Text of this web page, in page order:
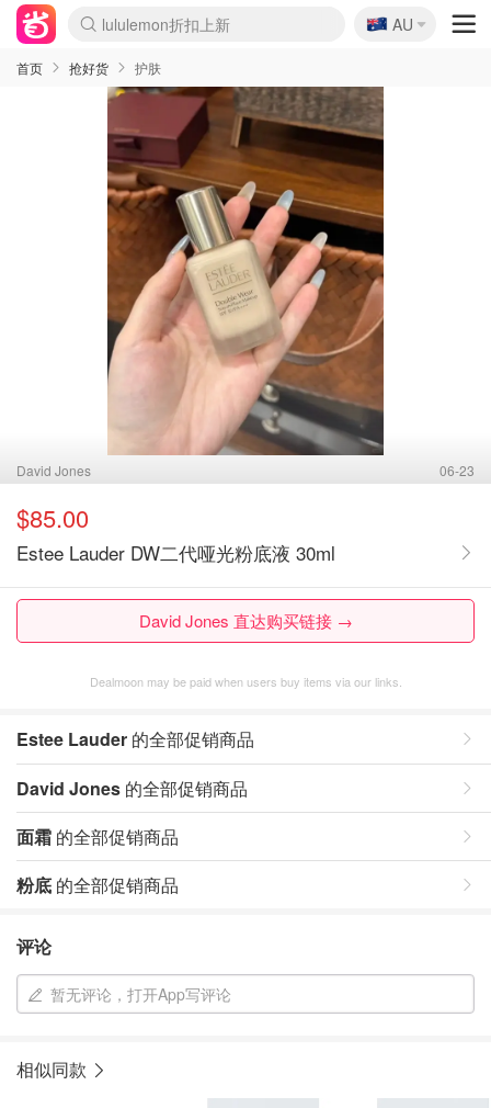
lululemon折扣上新
Sasa美妆护肤3.5折
SSENSE年中3折
FreshBeauty好价汇总
Cettire降价+叠9折
WWS Coles超市实拍
viagogo二手票捡漏
Myer超级周末1折
The Outnet奢牌1折起
David Jones 3折起
Flannels大牌1折
Perfumes Club护肤1折
AMIRO返校季6.2折
Amazon折扣汇总
eToro入金$200送$50
Amazon数码好物
ICONIC本周7.5折
ThedoubleF高奢地板价
Moose Knuckles 6折
丝芙兰5折起
EUFY官网3.7折起
Selenichast首饰2折
Trip机票酒店促销
YSL送5件彩妆礼
Amazon家居好物
Amazon美妆护肤
雅漾大喷$8
过敏原检测盒$33
伊索独家赠50ml沐浴露
科颜氏清仓3折
SEALIFE海洋馆门票6折
丝塔芙大白罐$16
订阅Newsletter送香薰
Cult Beauty 6.8折
Harrods圣诞日历2.3折
LN-CC奢牌私促3折
d'Alba空姐喷雾$16
EVE LOM套装逆天2折
Bernardelli独家4折
Adore Beauty 6折起
CT圣诞日历
Mytheresa奢品2.7折
Luxury Escapes 9折
Currentbody美容仪9折
MOON Garden Live
Roborock扫地机3.7折
Tingo Life水杯$24
Valentino官网5折
CR洗发护发6.3折
修丽可套装7.4折
Myer彩妆2件7折
GANNI官网4.5折
Stylevana韩妆4折
Tessabit高奢8.5折
OGX洗护4折
Amazon阿德莱德次日达
卡诗8.5折+赠礼
Philips Hue灯具8折
🇦🇺
AU
首页 抢好货 护肤
David Jones 06-23
$85.00
Estee Lauder DW二代哑光粉底液 30ml
David Jones 直达购买链接 →
Dealmoon may be paid when users buy items via our links.
Estee Lauder 的全部促销商品
David Jones 的全部促销商品
面霜 的全部促销商品
粉底 的全部促销商品
评论
暂无评论，打开App写评论
相似同款